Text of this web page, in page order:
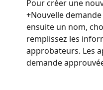
Pour créer une
+Nouvelle
ensuite un nom,
remplissez les
approbateurs. Les
demande